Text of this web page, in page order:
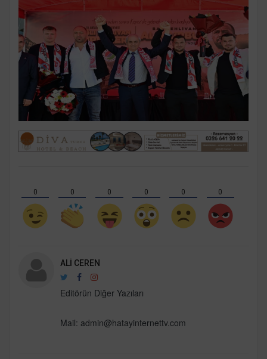
0 0 0 0 0 0
ALI CEREN
Editörün Diğer Yazıları
Mail: admin@hatayinternettv.com